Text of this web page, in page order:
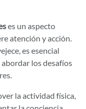
es un aspecto
atención y acción.
es esencial
los desafíos
la actividad física,